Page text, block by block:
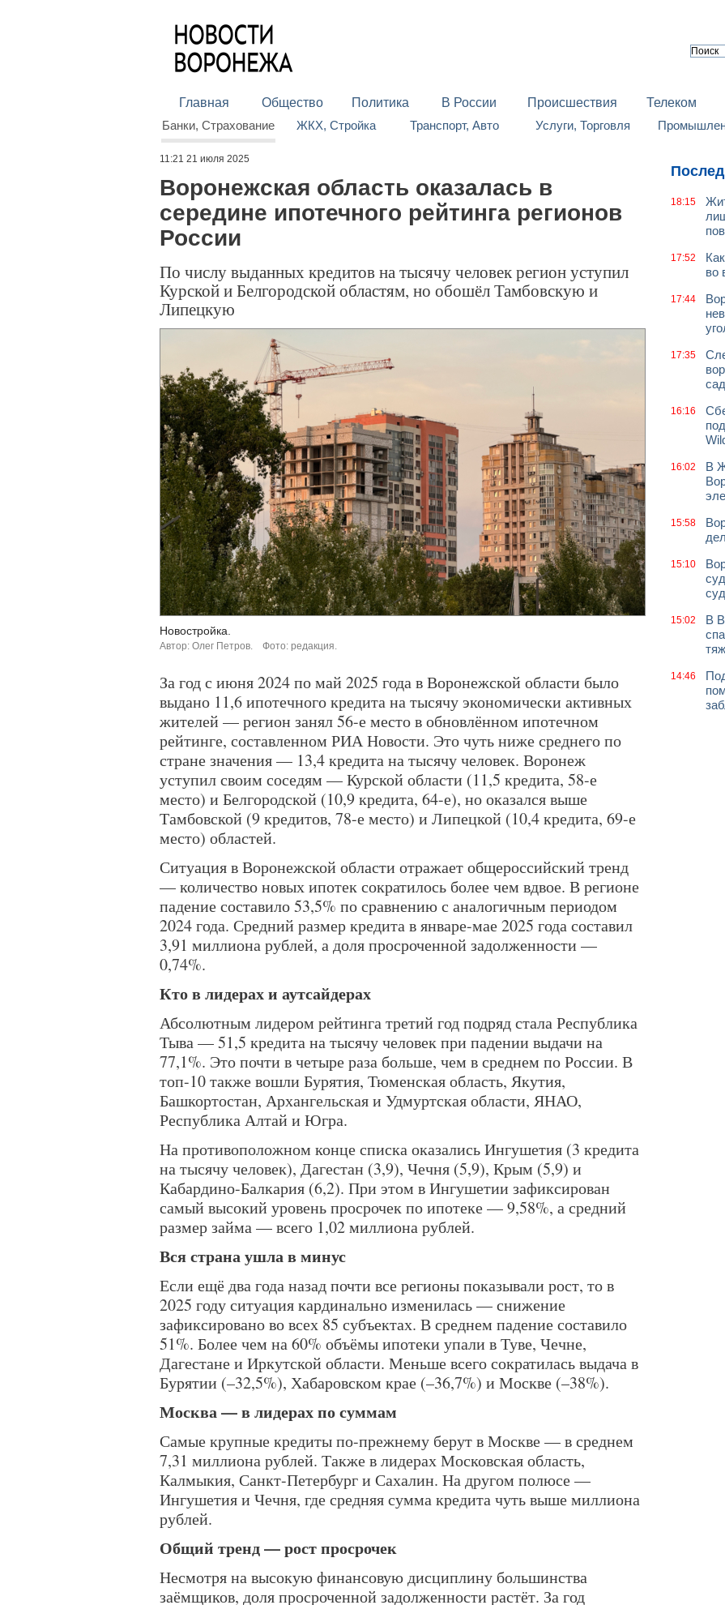
Главная Общество Политика В России Происшествия Телеком
Банки, Страхование
ЖКХ, Стройка Транспорт, Авто Услуги, Торговля
11:21 21 июля 2025
Воронежская область оказалась в
середине ипотечного рейтинга регионов
России
По числу выданных кредитов на тысячу человек регион уступил
Курской и Белгородской областям, но обошёл Тамбовскую и
Липецкую
Новостройка.
Автор: Олег Петров. Фото: редакция.
За год с июня 2024 по май 2025 года в Воронежской области было
выдано 11,6 ипотечного кредита на тысячу экономически активных
жителей — регион занял 56-е место в обновлённом ипотечном
рейтинге, составленном РИА Новости. Это чуть ниже среднего по
стране значения — 13,4 кредита на тысячу человек. Воронеж
уступил своим соседям — Курской области (11,5 кредита, 58-е
место) и Белгородской (10,9 кредита, 64-е), но оказался выше
Тамбовской (9 кредитов, 78-е место) и Липецкой (10,4 кредита, 69-е
место) областей.
Ситуация в Воронежской области отражает общероссийский тренд
— количество новых ипотек сократилось более чем вдвое. В регионе
падение составило 53,5% по сравнению с аналогичным периодом
2024 года. Средний размер кредита в январе-мае 2025 года составил
3,91 миллиона рублей, а доля просроченной задолженности —
0,74%.
Кто в лидерах и аутсайдерах
Абсолютным лидером рейтинга третий год подряд стала Республика
Тыва — 51,5 кредита на тысячу человек при падении выдачи на
77,1%. Это почти в четыре раза больше, чем в среднем по России. В
топ-10 также вошли Бурятия, Тюменская область, Якутия,
Башкортостан, Архангельская и Удмуртская области, ЯНАО,
Республика Алтай и Югра.
На противоположном конце списка оказались Ингушетия (3 кредита
на тысячу человек), Дагестан (3,9), Чечня (5,9), Крым (5,9) и
Кабардино-Балкария (6,2). При этом в Ингушетии зафиксирован
самый высокий уровень просрочек по ипотеке — 9,58%, а средний
размер займа — всего 1,02 миллиона рублей.
Вся страна ушла в минус
Если ещё два года назад почти все регионы показывали рост, то в
2025 году ситуация кардинально изменилась — снижение
зафиксировано во всех 85 субъектах. В среднем падение составило
51%. Более чем на 60% объёмы ипотеки упали в Туве, Чечне,
Дагестане и Иркутской области. Меньше всего сократилась выдача в
Бурятии (–32,5%), Хабаровском крае (–36,7%) и Москве (–38%).
Москва — в лидерах по суммам
Самые крупные кредиты по-прежнему берут в Москве — в среднем
7,31 миллиона рублей. Также в лидерах Московская область,
Калмыкия, Санкт-Петербург и Сахалин. На другом полюсе —
Ингушетия и Чечня, где средняя сумма кредита чуть выше миллиона
рублей.
Общий тренд — рост просрочек
Несмотря на высокую финансовую дисциплину большинства
заёмщиков, доля просроченной задолженности растёт. За год
18:15
17:52
во
17:44
17:35
16:16
16:02
В
15:58
15:10
суд
15:02
В
14:46